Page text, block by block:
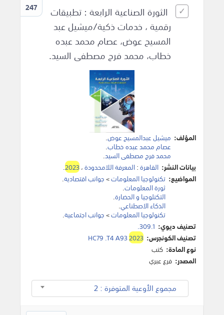
247
الثورة الصناعية الرابعة : تطبيقات
رقمية ، خدمات ذكية/ميشيل عبد
المسيح عوض، عصام محمد عبده
خطاب، محمد فرج مصطفى السيد.
المؤلف: ميشيل عبدالمسيح عوض.
عصام محمد عبده خطاب.
محمد فرج مصطفى السيد.
بيانات النشر: القاهرة:المعرفة اللامحدودة،2023
.
المواضيع: تكنولوجيا المعلومات>جوانب اقتصادية.
ثورة المعلومات.
التكنلوجيا و الحضارة.
الذكاء الاصطناعي.
تكنولوجيا المعلومات>جوانب اجتماعية.
تصنيف ديوي: 309.1.
تصنيف الكونجرس:
HC79 .T4 A932023
نوع المادة: كتب
المصدر: فرع عبري
مجموع الأوعية المتوفرة : 2